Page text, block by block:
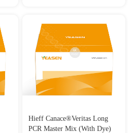
Hieff Canace®Veritas Long
PCR Master Mix (With Dye)